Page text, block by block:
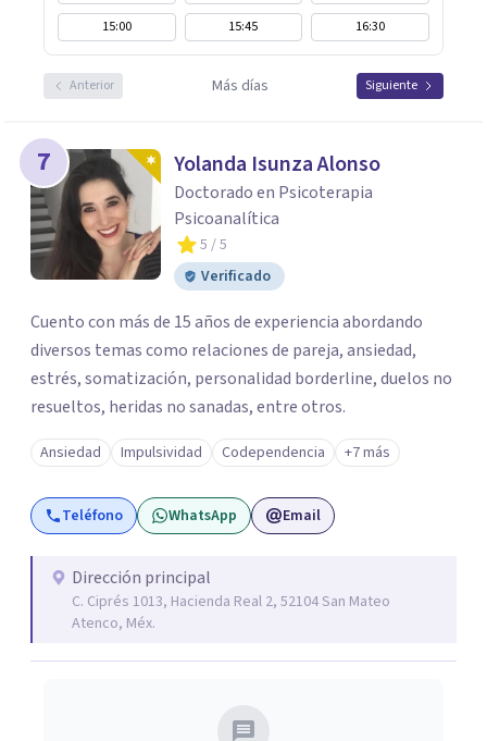
15:00
15:45 16:30
Anterior Más días Siguiente
7 Yolanda Isunza Alonso
Doctorado en Psicoterapia
Psicoanalítica
5 / 5
Verificado
Cuento con más de 15 años de experiencia abordando
diversos temas como relaciones de pareja, ansiedad,
estrés, somatización, personalidad borderline, duelos no
resueltos, heridas no sanadas, entre otros.
Ansiedad Impulsividad Codependencia +7 más
Teléfono WhatsApp Email
Dirección principal
C. Ciprés 1013, Hacienda Real 2, 52104 San Mateo
Atenco, Méx.